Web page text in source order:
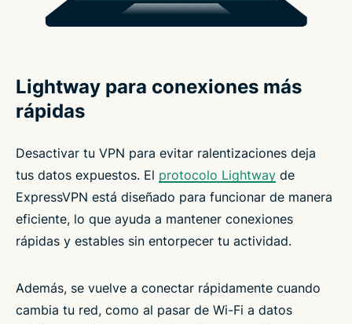
Lightway para conexiones más
rápidas
Desactivar tu VPN para evitar ralentizaciones deja
tus datos expuestos. El protocolo Lightway de
ExpressVPN está diseñado para funcionar de manera
eficiente, lo que ayuda a mantener conexiones
rápidas y estables sin entorpecer tu actividad.
Además, se vuelve a conectar rápidamente cuando
cambia tu red, como al pasar de Wi-Fi a datos